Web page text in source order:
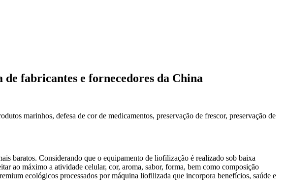
fabricantes e fornecedores da China
marinhos, defesa de cor de medicamentos, preservação de frescor, preservação de
baratos. Considerando que o equipamento de liofilização é realizado sob baixa
ao máximo a atividade celular, cor, aroma, sabor, forma, bem como composição
ecológicos processados por máquina liofilizada que incorpora benefícios, saúde e